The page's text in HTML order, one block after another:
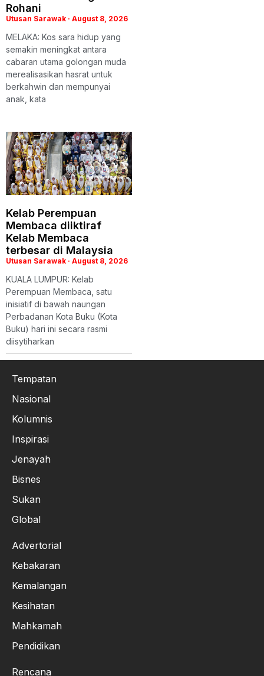
Rohani
Utusan Sarawak August 8, 2026
MELAKA: Kos sara hidup yang
semakin meningkat antara
cabaran utama golongan muda
merealisasikan hasrat untuk
berkahwin dan mempunyai
anak, kata
Kelab Perempuan
Membaca diiktiraf
Kelab Membaca
terbesar di Malaysia
Utusan Sarawak August 8, 2026
KUALA LUMPUR: Kelab
Perempuan Membaca, satu
inisiatif di bawah naungan
Perbadanan Kota Buku (Kota
Buku) hari ini secara rasmi
diisytiharkan
Tempatan
Nasional
Kolumnis
Inspirasi
Jenayah
Bisnes
Sukan
Global
Advertorial
Kebakaran
Kemalangan
Kesihatan
Mahkamah
Pendidikan
Rencana